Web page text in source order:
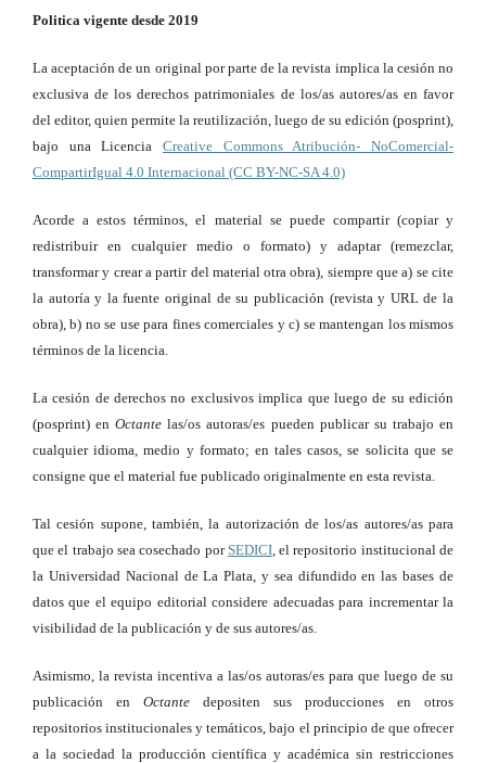
Politica vigente desde 2019
La aceptación de un original por parte de la revista implica la cesión no
exclusiva de los derechos patrimoniales de los/as autores/as en favor
del editor, quien permite la reutilización, luego de su edición (posprint),
bajo una Licencia Creative Commons Atribución- NoComercial-
CompartirIgual 4.0 Internacional (CC BY-NC-SA 4.0)
Acorde a estos términos, el material se puede compartir (copiar y
redistribuir en cualquier medio o formato) y adaptar (remezclar,
transformar y crear a partir del material otra obra), siempre que a) se cite
la autoría y la fuente original de su publicación (revista y URL de la
obra), b) no se use para fines comerciales y c) se mantengan los mismos
términos de la licencia.
La cesión de derechos no exclusivos implica que luego de su edición
(posprint) en Octante las/os autoras/es pueden publicar su trabajo en
cualquier idioma, medio y formato; en tales casos, se solicita que se
consigne que el material fue publicado originalmente en esta revista.
Tal cesión supone, también, la autorización de los/as autores/as para
que el trabajo sea cosechado por SEDICI, el repositorio institucional de
la Universidad Nacional de La Plata, y sea difundido en las bases de
datos que el equipo editorial considere adecuadas para incrementar la
visibilidad de la publicación y de sus autores/as.
Asimismo, la revista incentiva a las/os autoras/es para que luego de su
publicación en Octante depositen sus producciones en otros
repositorios institucionales y temáticos, bajo el principio de que ofrecer
a la sociedad la producción científica y académica sin restricciones